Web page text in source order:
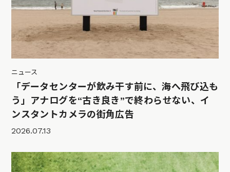
ニュース
「データセンターが飲み干す前に、海へ飛び込も
う」アナログを“古き良き”で終わらせない、イ
ンスタントカメラの街角広告
2026.07.13